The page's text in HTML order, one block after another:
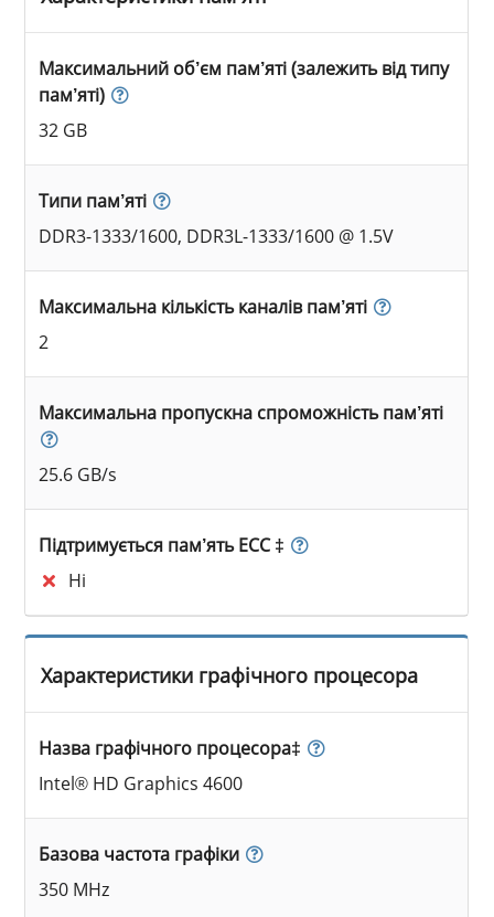
Максимальний об’єм пам’яті (залежить від типу
пам’яті)
32 GB
Типи пам’яті
DDR3-1333/1600, DDR3L-1333/1600 @ 1.5V
Максимальна кількість каналів пам’яті
2
Максимальна пропускна спроможність пам’яті
25.6 GB/s
Підтримується пам’ять ECC ‡
Ні
Характеристики графічного процесора
Назва графічного процесора‡
Intel® HD Graphics 4600
Базова частота графіки
350 MHz